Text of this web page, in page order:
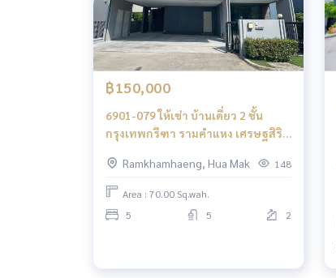
฿150,000
6901-079 ให้เช่า บ้านเดี่ยว 2 ชั้น
กรุงเทพกรีฑา รามคำแหง เศรษฐสิริ
Ramkhamhaeng, Hua Mak
148
Area : 70.00 Sq.wah.
5
5 2